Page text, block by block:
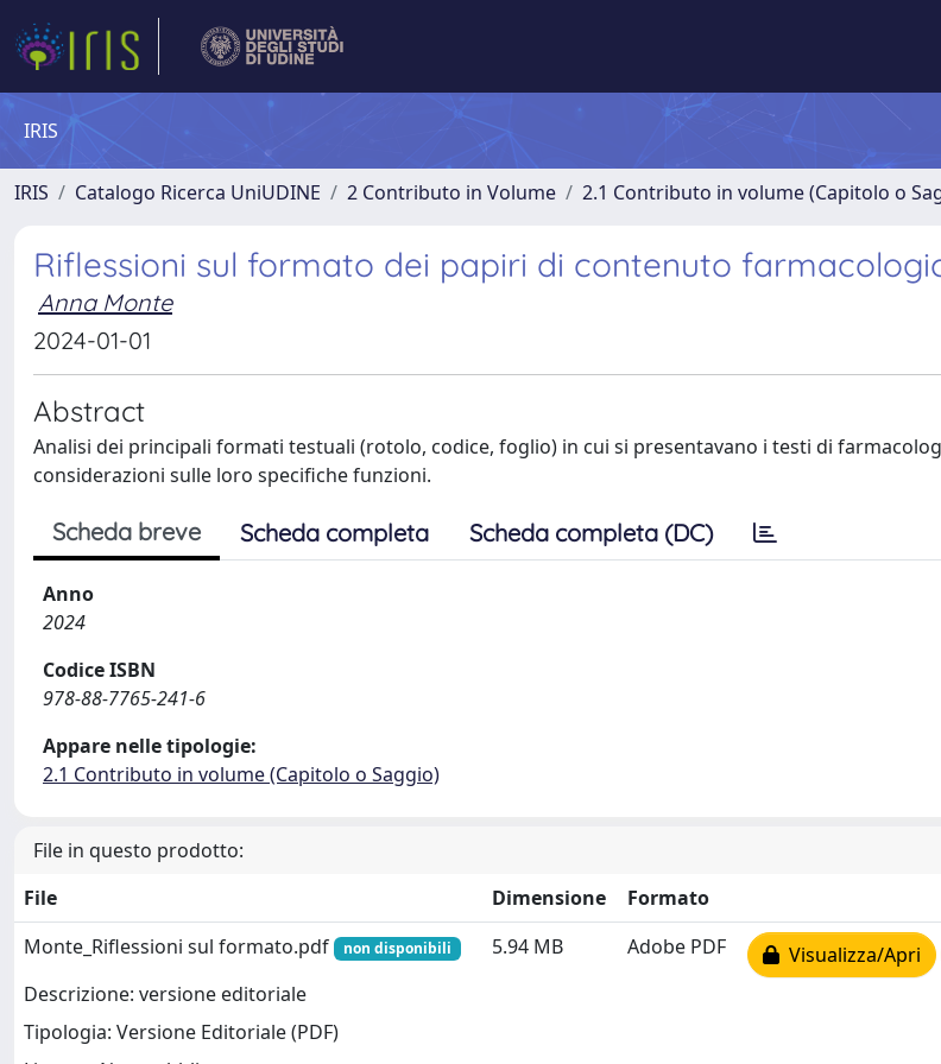
IRIS
IRIS Catalogo Ricerca UniUDINE 2 Contributo in Volume 2.1 Contributo in volume (Capitolo o
Riflessioni sul formato dei papiri di contenuto
Anna Monte
2024-01-01
Abstract
Analisi dei principali formati testuali (rotolo, codice, foglio) in cui si presentavano i testi di
considerazioni sulle loro specifiche funzioni.
Scheda breve Scheda completa Scheda completa (DC)
Anno
2024
Codice ISBN
978-88-7765-241-6
Appare nelle tipologie:
2.1 Contributo in volume (Capitolo o Saggio)
File in questo prodotto:
File
Dimensione
Formato
Monte_Riflessioni sul formato.pdf
non disponibili
Descrizione: versione editoriale
Tipologia: Versione Editoriale (PDF)
5.94 MB Adobe PDF Visualizza/Apri